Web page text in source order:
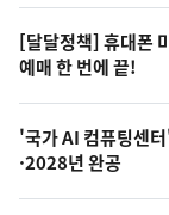
오
늘
의
사
진
[달달정책] 휴대폰
예매 한 번에 끝!
'국가 AI 컴퓨팅센
·2028년 완공